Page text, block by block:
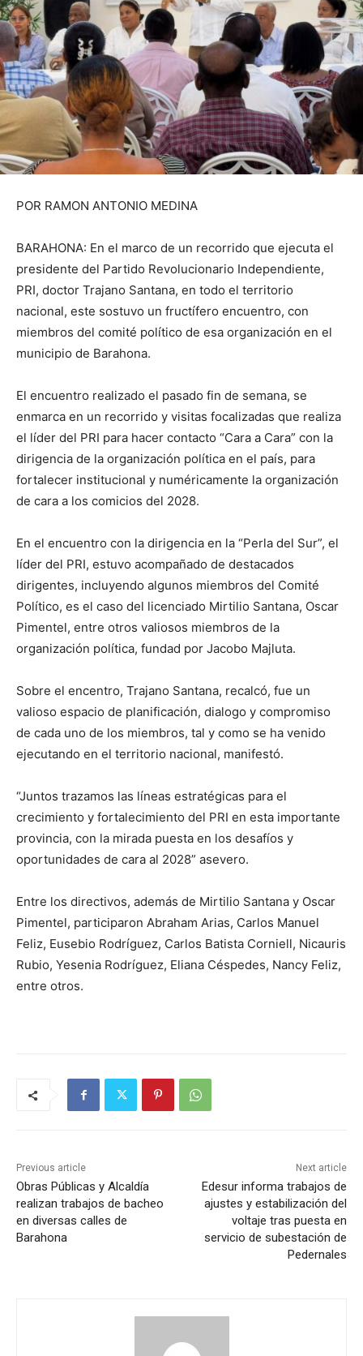
POR RAMON ANTONIO MEDINA
BARAHONA: En el marco de un recorrido que ejecuta el
presidente del Partido Revolucionario Independiente,
PRI, doctor Trajano Santana, en todo el territorio
nacional, este sostuvo un fructífero encuentro, con
miembros del comité político de esa organización en el
municipio de Barahona.
El encuentro realizado el pasado fin de semana, se
enmarca en un recorrido y visitas focalizadas que realiza
el líder del PRI para hacer contacto “Cara a Cara” con la
dirigencia de la organización política en el país, para
fortalecer institucional y numéricamente la organización
de cara a los comicios del 2028.
En el encuentro con la dirigencia en la “Perla del Sur”, el
líder del PRI, estuvo acompañado de destacados
dirigentes, incluyendo algunos miembros del Comité
Político, es el caso del licenciado Mirtilio Santana, Oscar
Pimentel, entre otros valiosos miembros de la
organización política, fundad por Jacobo Majluta.
Sobre el encentro, Trajano Santana, recalcó, fue un
valioso espacio de planificación, dialogo y compromiso
de cada uno de los miembros, tal y como se ha venido
ejecutando en el territorio nacional, manifestó.
“Juntos trazamos las líneas estratégicas para el
crecimiento y fortalecimiento del PRI en esta importante
provincia, con la mirada puesta en los desafíos y
oportunidades de cara al 2028” asevero.
Entre los directivos, además de Mirtilio Santana y Oscar
Pimentel, participaron Abraham Arias, Carlos Manuel
Feliz, Eusebio Rodríguez, Carlos Batista Corniell, Nicauris
Rubio, Yesenia Rodríguez, Eliana Céspedes, Nancy Feliz,
entre otros.
Previous article
Obras Públicas y Alcaldía
realizan trabajos de bacheo
en diversas calles de
Barahona
Next article
Edesur informa trabajos de
ajustes y estabilización del
voltaje tras puesta en
servicio de subestación de
Pedernales